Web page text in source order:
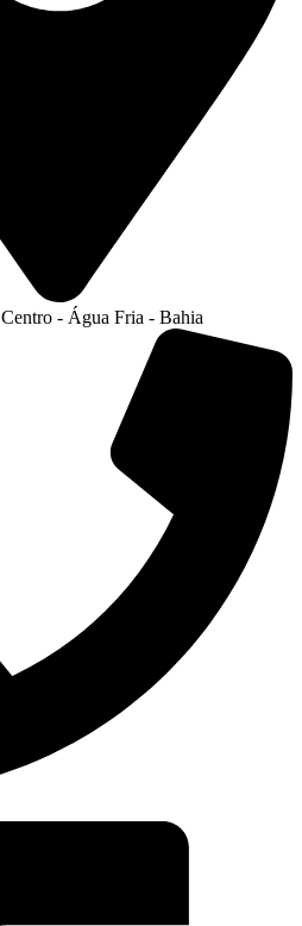
- Água Fria - Bahia